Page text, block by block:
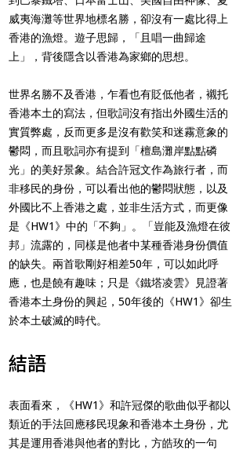
威夷海灘等世界地標名勝，卻沒有一處比得上
香港的漁燈。遊子思歸，「且唱一曲歸途
上」，背後隱含以香港為家鄉的思想。
世界名勝不及香港，乍看也有貶低他者，襯托
香港本土的寫法，但歌詞沒有指出外國生活的
實質弊處，反而更多是沒有歡笑和迷霧意象的
鬱悶，而且歌詞亦有提到「檀島灘岸點點磷
光」的美好景象。結合許冠文作為旅行者，而
非移民的身份，可以看出他的鬱悶狀態，以及
外國比不上香港之處，並非生活方式，而更像
是《HW1》中的「不夠」。「豈能及漁燈在彼
邦」流露的，同樣是他者中某種香港身份價值
的缺失。兩首歌剛好相差50年，可以如此呼
應，也是饒有趣味；只是《鐵塔凌雲》見證著
香港本土身份的興起，50年後的《HW1》卻生
於本土破滅的時代。
結語
表面看來，《HW1》和許冠傑的歌曲似乎都以
類近的手法回應移民現象和香港本土身份，尤
其是運用香港與他者的對比，方皓玫的一句